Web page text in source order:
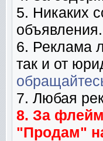
5. Никаких
6. Реклама
так и от
7. Любая
8. За
"Продам"